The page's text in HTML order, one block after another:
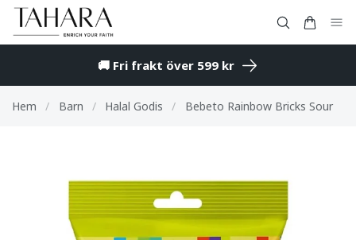
🚚 Fri frakt över 599 kr
Hem / Barn / Halal Godis / Bebeto Rainbow Bricks Sour